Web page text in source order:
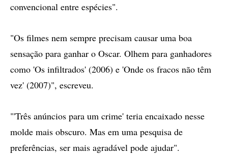
convencional entre espécies".
"Os filmes nem sempre precisam causar uma boa
sensação para ganhar o Oscar. Olhem para ganhadores
como 'Os infiltrados' (2006) e 'Onde os fracos não têm
vez' (2007)", escreveu.
"'Três anúncios para um crime' teria encaixado nesse
molde mais obscuro. Mas em uma pesquisa de
preferências, ser mais agradável pode ajudar".